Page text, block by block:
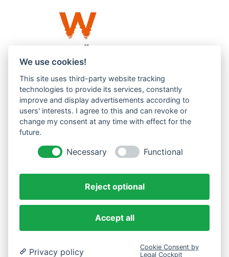
Westküste UG (haftungsbeschränkt)
Menzlingen 14 B
51503 Rösrath
Datenschutzerklärung
We use cookies!
This site uses third-party website tracking
technologies to provide its services, constantly
improve and display advertisements according to
users' interests. I agree to this and can revoke or
change my consent at any time with effect for the
future.
Necessary Functional
Reject optional
Accept all
Privacy policy
Cookie Consent by
Legal Cockpit